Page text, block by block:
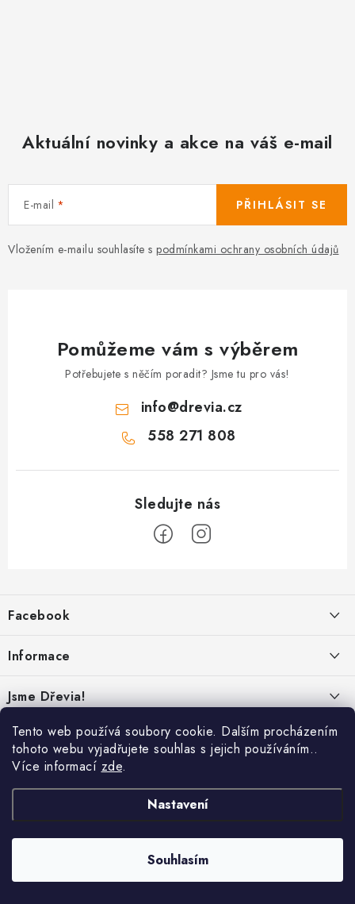
Tento web používá soubory cookie. Dalším procházením
tohoto webu vyjadřujete souhlas s jejich používáním..
Více informací zde.
Nastavení
Souhlasím
Aktuální novinky a akce na váš e-mail
E-mail
Vložením e-mailu souhlasíte s podmínkami ochrany osobních údajů
PŘIHLÁSIT SE
Pomůžeme vám s výběrem
Potřebujete s něčím poradit? Jsme tu pro vás!
info@drevia.cz
558 271 808
p
a
Facebook
Informace
Reklamace & vrácení
Hodnocení
Jsme Dřevia!
Kontakt
Náš příběh
Udržitelnost
Nabídka pro firmy
Dřevia. Všechna práva vyhrazena.